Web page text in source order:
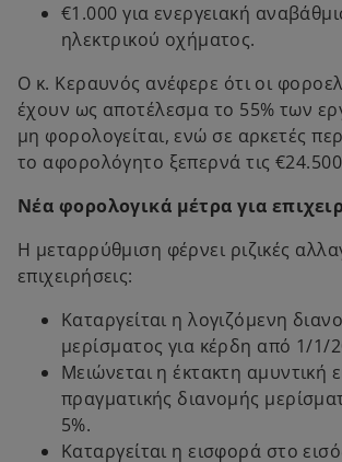
€1.000 για ενεργειακή
ηλεκτρικού οχήματος.
Ο κ. Κεραυνός ανέφερε ότι οι
έχουν ως αποτέλεσμα το 55% των
μη φορολογείται, ενώ σε αρκετές
το αφορολόγητο ξεπερνά τις
Νέα φορολογικά μέτρα για
Η μεταρρύθμιση φέρνει ριζικές
επιχειρήσεις:
Καταργείται η λογιζόμενη
μερίσματος για κέρδη από 1/1/
Μειώνεται η έκτακτη αμυντική
πραγματικής διανομής
5%.
Καταργείται η εισφορά στο